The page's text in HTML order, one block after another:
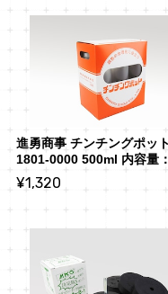
進勇商事 チンチングポッ
1801-0000 500ml 内容量
¥1,320